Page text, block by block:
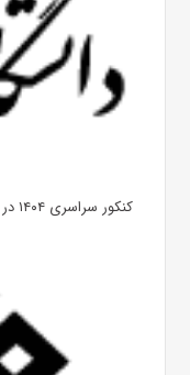
کنکور سراسری ۱۴۰۴ در دانشگاه بیرجند آغاز شد